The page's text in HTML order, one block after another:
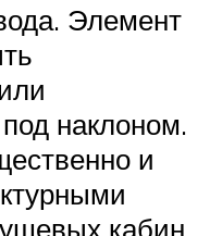
Элемент
наклоном.
и
кабин